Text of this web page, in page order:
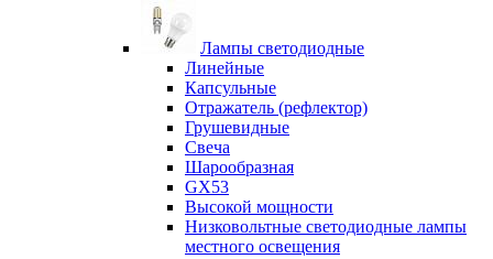
Лампы светодиодные
Линейные
Капсульные
Отражатель (рефлектор)
Грушевидные
Свеча
Шарообразная
GX53
Высокой мощности
Низковольтные светодиодные лампы
местного освещения